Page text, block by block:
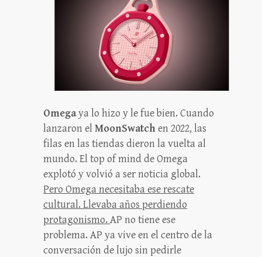
Omegaya lo hizo y le fue bien. Cuando
lanzaron elMoonSwatchen 2022, las
filas en las tiendas dieron la vuelta al
mundo. El top of mind de Omega
explotó y volvió a ser noticia global.
Pero Omega necesitaba ese rescate
cultural. Llevaba años perdiendo
protagonismo. AP no tiene ese
problema. AP ya vive en el centro de la
conversación de lujo sin pedirle